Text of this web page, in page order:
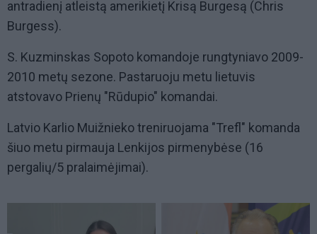
antradienį atleistą amerikietį Krisą Burgesą (Chris
Burgess).
S. Kuzminskas Sopoto komandoje rungtyniavo 2009-
2010 metų sezone. Pastaruoju metu lietuvis
atstovavo Prienų "Rūdupio" komandai.
Latvio Karlio Muižnieko treniruojama "Trefl" komanda
šiuo metu pirmauja Lenkijos pirmenybėse (16
pergalių/5 pralaimėjimai).